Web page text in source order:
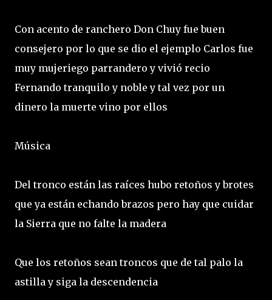
Con acento de ranchero Don Chuy fue buen
consejero por lo que se dio el ejemplo Carlos fue
muy mujeriego parrandero y vivió recio
Fernando tranquilo y noble y tal vez por un
dinero la muerte vino por ellos
Música
Del tronco están las raíces hubo retoños y brotes
que ya están echando brazos pero hay que cuidar
la Sierra que no falte la madera
Que los retoños sean troncos que de tal palo la
astilla y siga la descendencia